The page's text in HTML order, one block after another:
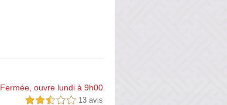
Fermée, ouvre lundi à 9h00
2,5 étoiles sur 5 13 avis